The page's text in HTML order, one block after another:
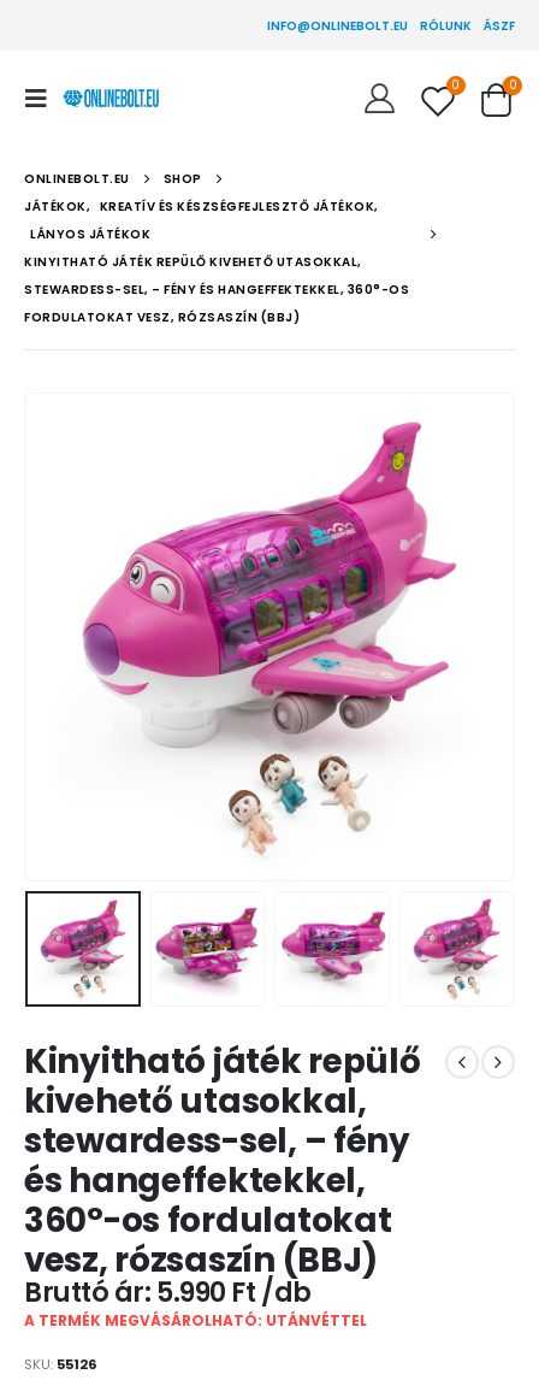
INFO@ONLINEBOLT.EU RÓLUNK ÁSZF
0 0
ONLINEBOLT.EU
SHOP
JÁTÉKOK, KREATÍV ÉS KÉSZSÉGFEJLESZTŐ JÁTÉKOK,
LÁNYOS JÁTÉKOK
KINYITHATÓ JÁTÉK REPÜLŐ KIVEHETŐ UTASOKKAL,
STEWARDESS-SEL, – FÉNY ÉS HANGEFFEKTEKKEL, 360°-OS
FORDULATOKAT VESZ, RÓZSASZÍN (BBJ)
Kinyitható játék repülő
kivehető utasokkal,
stewardess-sel, – fény
és hangeffektekkel,
360°-os fordulatokat
vesz, rózsaszín (BBJ)
5.990 Ft
A TERMÉK MEGVÁSÁROLHATÓ: UTÁNVÉTTEL
SKU: 55126